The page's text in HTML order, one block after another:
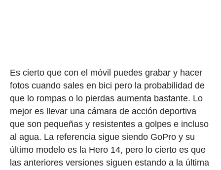
Es cierto que con el móvil puedes grabar y hacer
fotos cuando sales en bici pero la probabilidad de
que lo rompas o lo pierdas aumenta bastante. Lo
mejor es llevar una cámara de acción deportiva
que son pequeñas y resistentes a golpes e incluso
al agua. La referencia sigue siendo GoPro y su
último modelo es la Hero 14, pero lo cierto es que
las anteriores versiones siguen estando a la última